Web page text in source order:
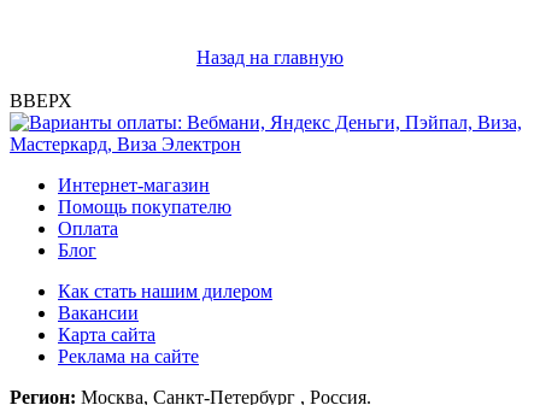
Назад на главную
ВВЕРХ
Интернет-магазин
Помощь покупателю
Оплата
Блог
Как стать нашим дилером
Вакансии
Карта сайта
Реклама на сайте
Регион: Москва, Санкт-Петербург , Россия.